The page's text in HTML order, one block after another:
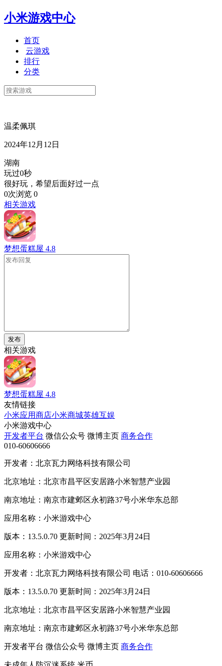
小米游戏中心
首页
云游戏
排行
分类
温柔佩琪
2024年12月12日
湖南
玩过0秒
很好玩，希望后面好过一点
0次浏览 0
相关游戏
梦想蛋糕屋 4.8
发布
相关游戏
梦想蛋糕屋 4.8
友情链接
小米应用商店小米商城英雄互娱
小米游戏中心
开发者平台 微信公众号 微博主页 商务合作
010-60606666
开发者：北京瓦力网络科技有限公司
北京地址：北京市昌平区安居路小米智慧产业园
南京地址：南京市建邺区永初路37号小米华东总部
应用名称：小米游戏中心
版本：13.5.0.70 更新时间：2025年3月24日
应用名称：小米游戏中心
开发者：北京瓦力网络科技有限公司 电话：010-60606666
版本：13.5.0.70 更新时间：2025年3月24日
北京地址：北京市昌平区安居路小米智慧产业园
南京地址：南京市建邺区永初路37号小米华东总部
开发者平台 微信公众号 微博主页 商务合作